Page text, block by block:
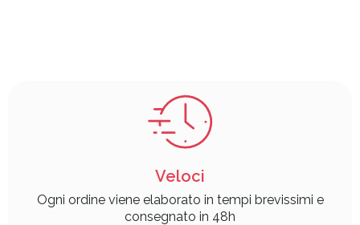
Veloci
Ogni ordine viene elaborato in tempi brevissimi e
consegnato in 48h